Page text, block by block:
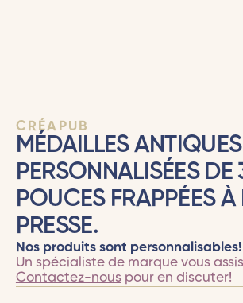
CRÉAPUB
MÉDAILLES ANTIQUES
PERSONNALISÉES DE
POUCES FRAPPÉES À
PRESSE.
Nos produits sont personnalisables!
Un spécialiste de marque vous
Contactez-nouspour en discuter!